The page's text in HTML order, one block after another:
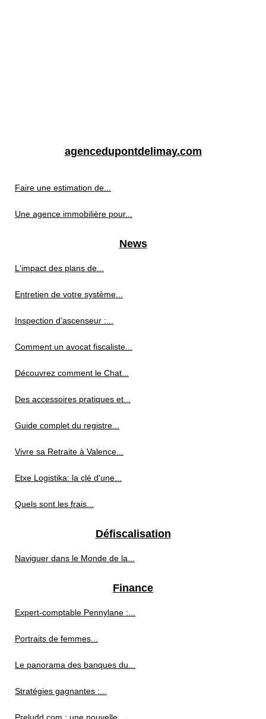
agencedupontdelimay.com
Faire une estimation de...
Une agence immobilière pour...
News
L'impact des plans de...
Entretien de votre système...
Inspection d’ascenseur :...
Comment un avocat fiscaliste...
Découvrez comment le Chat...
Des accessoires pratiques et...
Guide complet du registre...
Vivre sa Retraite à Valence...
Etxe Logistika: la clé d'une...
Quels sont les frais...
Défiscalisation
Naviguer dans le Monde de la...
Finance
Expert-comptable Pennylane :...
Portraits de femmes...
Le panorama des banques du...
Stratégies gagnantes :...